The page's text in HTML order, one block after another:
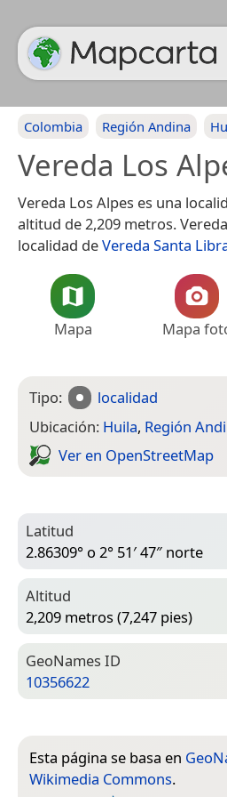
Colombia Región Andina
Vereda Los
Vereda Los Alpes es una
altitud de 2,209 metros.
localidad deVereda Santa
Mapa Mapa
Tipo:
localidad
Ubicación: Huila, Región
Ver en Open­Street­Map
Latitud
2.86309° o 2° 51′ 47″ norte
Altitud
2,209 metros (7,247 pies)
Geo­Names ID
10356622
Esta página se basa en
Wikimedia Commons.